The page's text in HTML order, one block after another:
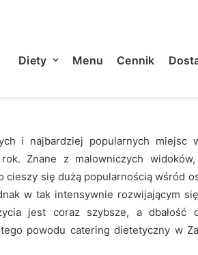
Diety Menu Cennik
i najbardziej popularnych miejsc
Znane z malowniczych
cieszy się dużą popularnością wśród
w tak intensywnie rozwijającym
jest coraz szybsze, a dbałość
powodu catering dietetyczny w